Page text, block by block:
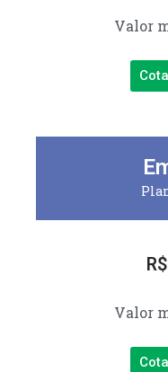
Valor
R$
Valor